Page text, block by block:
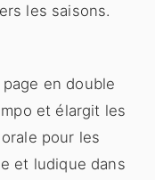
les saisons.
en double
et élargit les
pour les
et ludique dans